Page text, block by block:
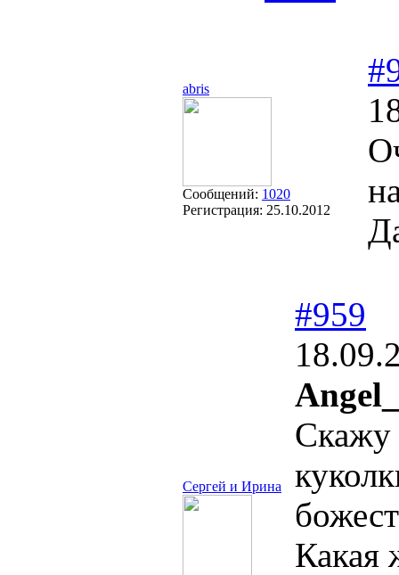
abris
Сообщений: 1020
Регистрация: 25.10.2012
Сергей и Ирина
#959
Скажу
Какая